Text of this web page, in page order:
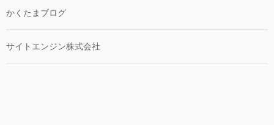
かくたまブログ
サイトエンジン株式会社